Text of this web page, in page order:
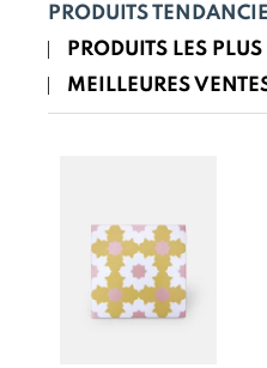
PRODUITS
PRODUITS LES
MEILLEURES